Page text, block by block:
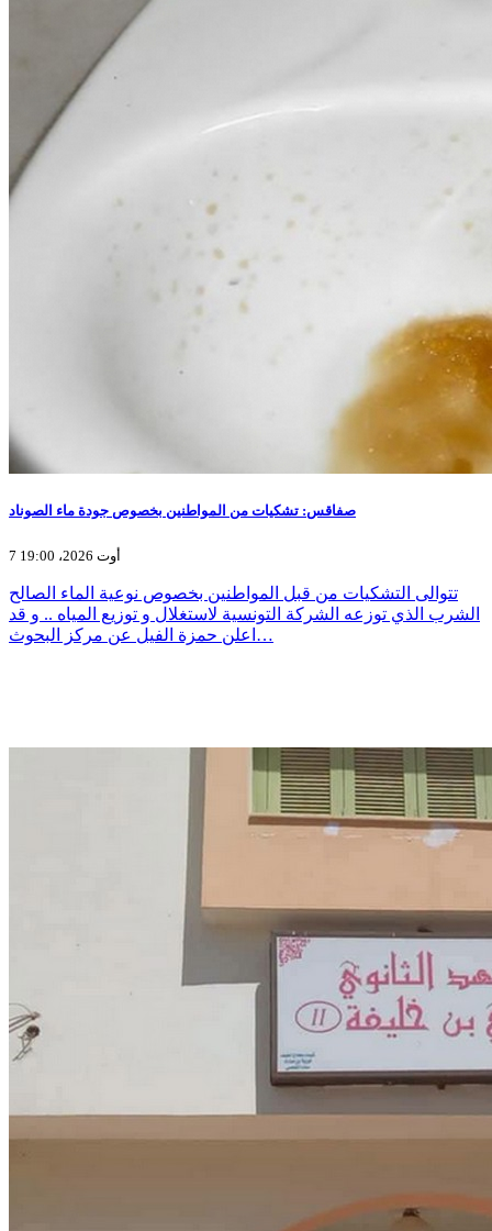
صفاقس: تشكيات من المواطنين بخصوص جودة ماء الصوناد
7 أوت 2026، 19:00
تتوالى التشكيات من قبل المواطنين بخصوص نوعية الماء الصالح
الشرب الذي توزعه الشركة التونسية لاستغلال و توزيع المياه .. و قد
اعلن حمزة الفيل عن مركز البحوث…